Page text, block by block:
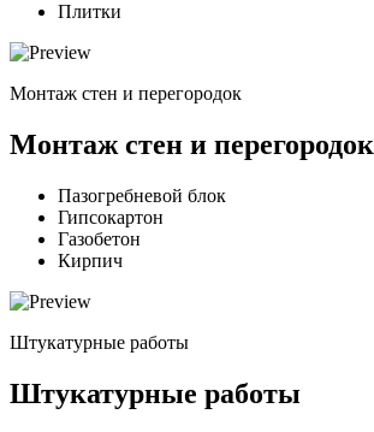
Плитки
Монтаж стен и перегородок
Монтаж стен и перегородок
Пазогребневой блок
Гипсокартон
Газобетон
Кирпич
Штукатурные работы
Штукатурные работы